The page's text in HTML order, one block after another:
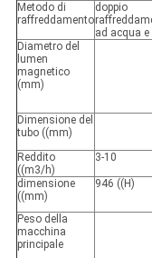
Metodo di
raffreddamento
doppio
ad acqua
Diametro del
lumen
magnetico
(mm)
Dimensione del
tubo ((mm)
Reddito
((m3/h)
3-10
dimensione
((mm)
946 ((H)
Peso della
macchina
principale